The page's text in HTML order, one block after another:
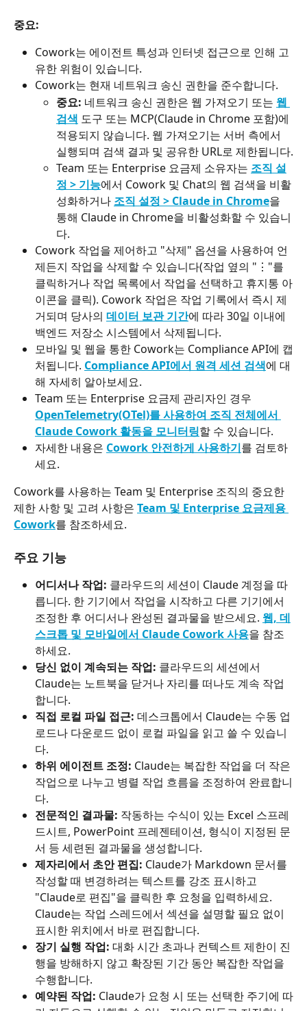
중요:
Cowork는 에이전트 특성과 인터넷 접근으로 인해 고
유한 위험이 있습니다.
Cowork는 현재 네트워크 송신 권한을 준수합니다.
중요: 네트워크 송신 권한은 웹 가져오기 또는 웹
검색 도구 또는 MCP(Claude in Chrome 포함)에
적용되지 않습니다. 웹 가져오기는 서버 측에서
실행되며 검색 결과 및 공유한 URL로 제한됩니다.
Team 또는 Enterprise 요금제 소유자는 조직 설
정 > 기능에서 Cowork 및 Chat의 웹 검색을 비활
성화하거나 조직 설정 > Claude in Chrome을
통해 Claude in Chrome을 비활성화할 수 있습니
다.
Cowork 작업을 제어하고 "삭제" 옵션을 사용하여 언
제든지 작업을 삭제할 수 있습니다(작업 옆의 "⋮"를
클릭하거나 작업 목록에서 작업을 선택하고 휴지통 아
이콘을 클릭). Cowork 작업은 작업 기록에서 즉시 제
거되며 당사의 데이터 보관 기간에 따라 30일 이내에
백엔드 저장소 시스템에서 삭제됩니다.
모바일 및 웹을 통한 Cowork는 Compliance API에 캡
처됩니다. Compliance API에서 원격 세션 검색에 대
해 자세히 알아보세요.
Team 또는 Enterprise 요금제 관리자인 경우
OpenTelemetry(OTel)를 사용하여 조직 전체에서
Claude Cowork 활동을 모니터링할 수 있습니다.
자세한 내용은 Cowork 안전하게 사용하기를 검토하
세요.
Cowork를 사용하는 Team 및 Enterprise 조직의 중요한
제한 사항 및 고려 사항은 Team 및 Enterprise 요금제용
Cowork를 참조하세요.
주요 기능
어디서나 작업: 클라우드의 세션이 Claude 계정을 따
릅니다. 한 기기에서 작업을 시작하고 다른 기기에서
조정한 후 어디서나 완성된 결과물을 받으세요. 웹, 데
스크톱 및 모바일에서 Claude Cowork 사용을 참조
하세요.
당신 없이 계속되는 작업: 클라우드의 세션에서
Claude는 노트북을 닫거나 자리를 떠나도 계속 작업
합니다.
직접 로컬 파일 접근: 데스크톱에서 Claude는 수동 업
로드나 다운로드 없이 로컬 파일을 읽고 쓸 수 있습니
다.
하위 에이전트 조정: Claude는 복잡한 작업을 더 작은
작업으로 나누고 병렬 작업 흐름을 조정하여 완료합니
다.
전문적인 결과물: 작동하는 수식이 있는 Excel 스프레
드시트, PowerPoint 프레젠테이션, 형식이 지정된 문
서 등 세련된 결과물을 생성합니다.
제자리에서 초안 편집: Claude가 Markdown 문서를
작성할 때 변경하려는 텍스트를 강조 표시하고
"Claude로 편집"을 클릭한 후 요청을 입력하세요.
Claude는 작업 스레드에서 섹션을 설명할 필요 없이
표시한 위치에서 바로 편집합니다.
장기 실행 작업: 대화 시간 초과나 컨텍스트 제한이 진
행을 방해하지 않고 확장된 기간 동안 복잡한 작업을
수행합니다.
예약된 작업: Claude가 요청 시 또는 선택한 주기에 따